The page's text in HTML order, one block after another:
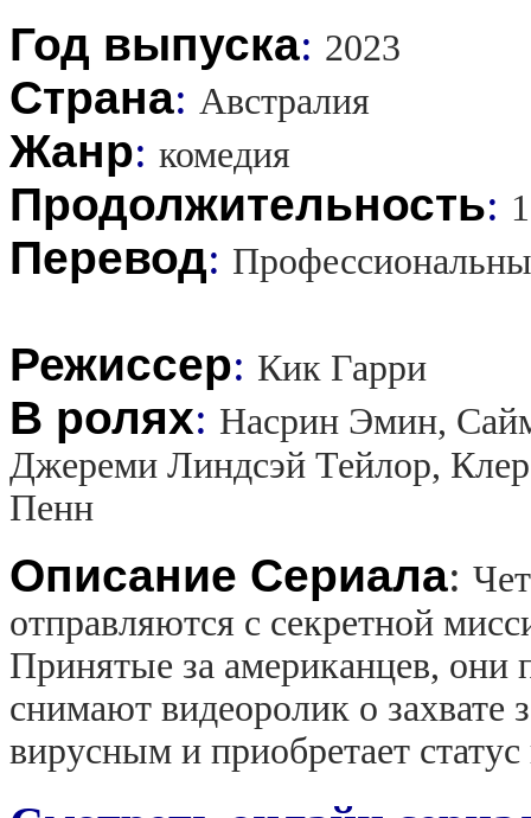
Год выпуска: 2023
Страна: Австралия
Жанр: комедия
Продолжительность:
Перевод:
Режиссер: Кик Гарри
В ролях: Насрин Эмин,
Джереми Линдсэй Тейлор,
Пенн
Описание Сериала:
отправляются с секретной
Принятые за американцев, они
снимают видеоролик о захвате
вирусным и приобретает